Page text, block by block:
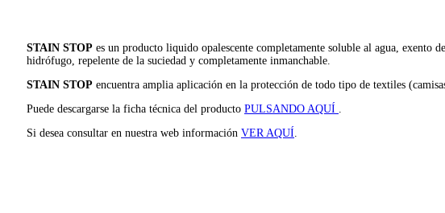
STAIN STOP es un producto liquido opalescente completamente soluble al agua, exento
hidrófugo, repelente de la suciedad y completamente inmanchable.
STAIN STOP encuentra amplia aplicación en la protección de todo tipo de textiles
Puede descargarse la ficha técnica del producto PULSANDO AQUÍ
Si desea consultar en nuestra web información VER AQUÍ